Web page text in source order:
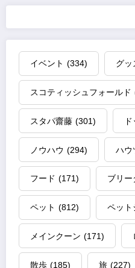
イベント (334) グッ
スコティッシュフォールド
スタパ齋藤 (301)
ノウハウ (294) ハウ
フード (171) ブリー
ペット (812) ペット
メインクーン (171)
散歩 (185) 旅 (227)